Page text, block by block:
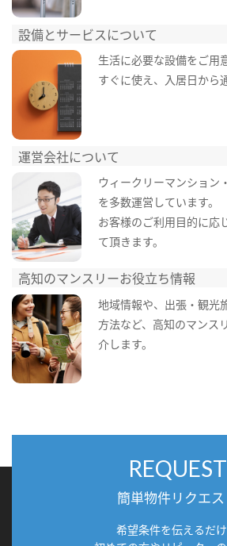
設備とサービスについて
生活に必要な設備をご用
すぐに使え、入居日から
運営会社について
ウィークリーマンション
を多数運営しています。
お客様のご利用目的に応
て頂きます。
高知のマンスリーお役立ち情報
地域情報や、出張・観光
方法など、高知のマンス
介します。
REQUEST
簡単物件リクエス
希望条件を伝えるだけ